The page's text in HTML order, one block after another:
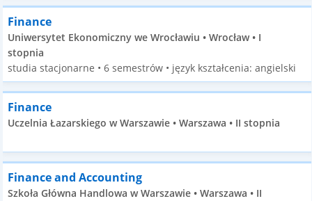
Finance
Uniwersytet Ekonomiczny we Wrocławiu • Wrocław • I
stopnia
studia stacjonarne • 6 semestrów • język kształcenia: angielski
Finance
Uczelnia Łazarskiego w Warszawie • Warszawa • II stopnia
Finance and Accounting
Szkoła Główna Handlowa w Warszawie • Warszawa • II